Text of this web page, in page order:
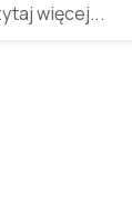
więcej...